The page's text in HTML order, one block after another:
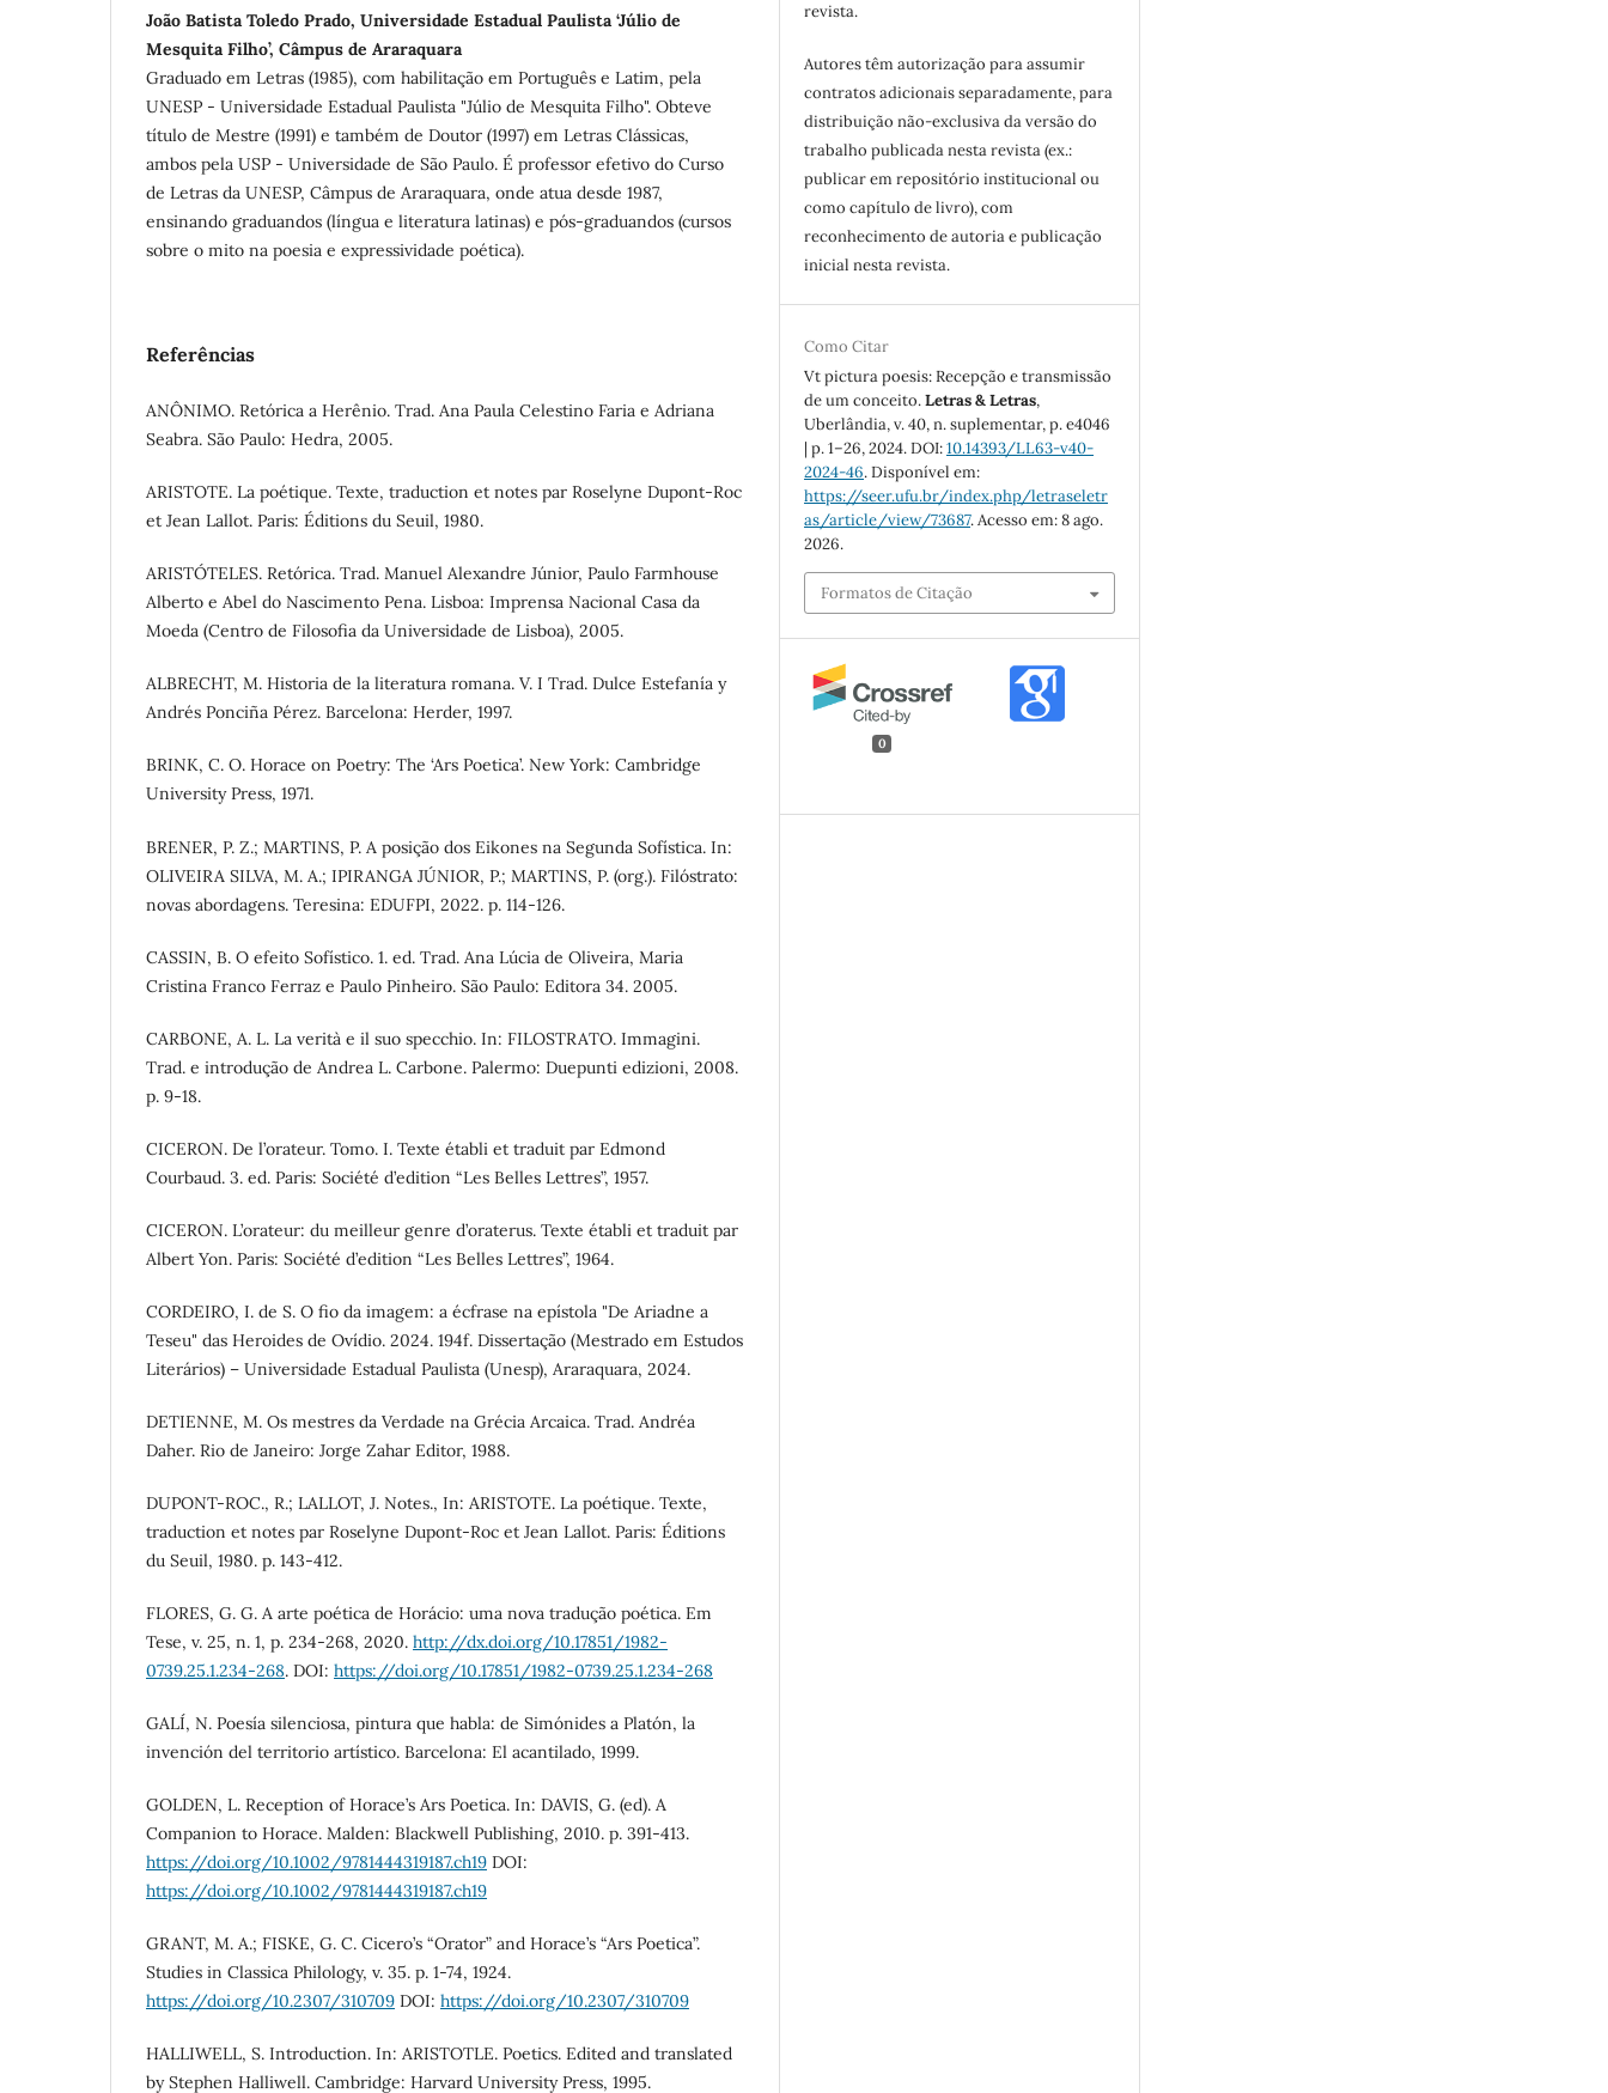
João Batista Toledo Prado, Universidade Estadual Paulista ‘Júlio de
Mesquita Filho’, Câmpus de Araraquara
Graduado em Letras (1985), com habilitação em Português e Latim, pela
UNESP - Universidade Estadual Paulista "Júlio de Mesquita Filho". Obteve
título de Mestre (1991) e também de Doutor (1997) em Letras Clássicas,
ambos pela USP - Universidade de São Paulo. É professor efetivo do Curso
de Letras da UNESP, Câmpus de Araraquara, onde atua desde 1987,
ensinando graduandos (língua e literatura latinas) e pós-graduandos (cursos
sobre o mito na poesia e expressividade poética).
Referências
ANÔNIMO. Retórica a Herênio. Trad. Ana Paula Celestino Faria e Adriana
Seabra. São Paulo: Hedra, 2005.
ARISTOTE. La poétique. Texte, traduction et notes par Roselyne Dupont-Roc
et Jean Lallot. Paris: Éditions du Seuil, 1980.
ARISTÓTELES. Retórica. Trad. Manuel Alexandre Júnior, Paulo Farmhouse
Alberto e Abel do Nascimento Pena. Lisboa: Imprensa Nacional Casa da
Moeda (Centro de Filosofia da Universidade de Lisboa), 2005.
ALBRECHT, M. Historia de la literatura romana. V. I Trad. Dulce Estefanía y
Andrés Ponciña Pérez. Barcelona: Herder, 1997.
BRINK, C. O. Horace on Poetry: The ‘Ars Poetica’. New York: Cambridge
University Press, 1971.
BRENER, P. Z.; MARTINS, P. A posição dos Eikones na Segunda Sofística. In:
OLIVEIRA SILVA, M. A.; IPIRANGA JÚNIOR, P.; MARTINS, P. (org.). Filóstrato:
novas abordagens. Teresina: EDUFPI, 2022. p. 114-126.
CASSIN, B. O efeito Sofístico. 1. ed. Trad. Ana Lúcia de Oliveira, Maria
Cristina Franco Ferraz e Paulo Pinheiro. São Paulo: Editora 34. 2005.
CARBONE, A. L. La verità e il suo specchio. In: FILOSTRATO. Immagini.
Trad. e introdução de Andrea L. Carbone. Palermo: Duepunti edizioni, 2008.
p. 9-18.
CICERON. De l’orateur. Tomo. I. Texte établi et traduit par Edmond
Courbaud. 3. ed. Paris: Société d’edition “Les Belles Lettres”, 1957.
CICERON. L’orateur: du meilleur genre d’oraterus. Texte établi et traduit par
Albert Yon. Paris: Société d’edition “Les Belles Lettres”, 1964.
CORDEIRO, I. de S. O fio da imagem: a écfrase na epístola "De Ariadne a
Teseu" das Heroides de Ovídio. 2024. 194f. Dissertação (Mestrado em Estudos
Literários) – Universidade Estadual Paulista (Unesp), Araraquara, 2024.
DETIENNE, M. Os mestres da Verdade na Grécia Arcaica. Trad. Andréa
Daher. Rio de Janeiro: Jorge Zahar Editor, 1988.
DUPONT-ROC., R.; LALLOT, J. Notes., In: ARISTOTE. La poétique. Texte,
traduction et notes par Roselyne Dupont-Roc et Jean Lallot. Paris: Éditions
du Seuil, 1980. p. 143-412.
FLORES, G. G. A arte poética de Horácio: uma nova tradução poética. Em
Tese, v. 25, n. 1, p. 234-268, 2020. http://dx.doi.org/10.17851/1982-
0739.25.1.234-268. DOI: https://doi.org/10.17851/1982-0739.25.1.234-268
GALÍ, N. Poesía silenciosa, pintura que habla: de Simónides a Platón, la
invención del territorio artístico. Barcelona: El acantilado, 1999.
GOLDEN, L. Reception of Horace’s Ars Poetica. In: DAVIS, G. (ed). A
Companion to Horace. Malden: Blackwell Publishing, 2010. p. 391-413.
https://doi.org/10.1002/9781444319187.ch19 DOI:
https://doi.org/10.1002/9781444319187.ch19
GRANT, M. A.; FISKE, G. C. Cicero’s “Orator” and Horace’s “Ars Poetica”.
Studies in Classica Philology, v. 35. p. 1-74, 1924.
https://doi.org/10.2307/310709 DOI: https://doi.org/10.2307/310709
HALLIWELL, S. Introduction. In: ARISTOTLE. Poetics. Edited and translated
by Stephen Halliwell. Cambridge: Harvard University Press, 1995.
revista.
Autores têm autorização para assumir
contratos adicionais separadamente, para
distribuição não-exclusiva da versão do
trabalho publicada nesta revista (ex.:
publicar em repositório institucional ou
como capítulo de livro), com
reconhecimento de autoria e publicação
inicial nesta revista.
Como Citar
Vt pictura poesis: Recepção e transmissão
de um conceito.Letras & Letras,
Uberlândia, v. 40, n. suplementar, p. e4046
| p. 1–26, 2024. DOI:10.14393/LL63-v40-
2024-46. Disponível em:
https://seer.ufu.br/index.php/letraseletr
as/article/view/73687. Acesso em: 8 ago.
2026.
Formatos de Citação
0